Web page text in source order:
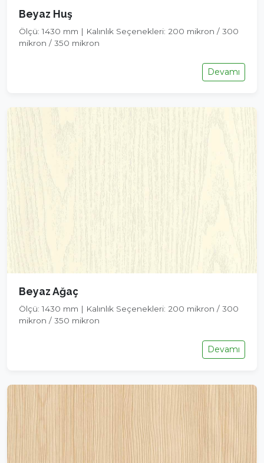
Beyaz Huş
Ölçü: 1430 mm | Kalınlık Seçenekleri: 200 mikron / 300
mikron / 350 mikron
Devamı
Beyaz Ağaç
Ölçü: 1430 mm | Kalınlık Seçenekleri: 200 mikron / 300
mikron / 350 mikron
Devamı